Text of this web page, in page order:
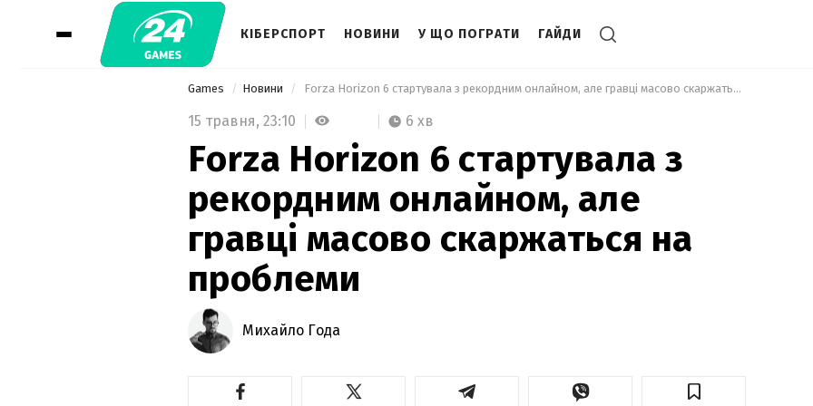
КІБЕРСПОРТ НОВИНИ У ЩО ПОГРАТИ ГАЙДИ
Games Новини Forza Horizon 6 стартувала з рекордним онлайном, але гравці масово скаржаться на проблеми
15 травня, 23:10 6 хв
Forza Horizon 6 стартувала з
рекордним онлайном, але
гравці масово скаржаться на
проблеми
Михайло Года